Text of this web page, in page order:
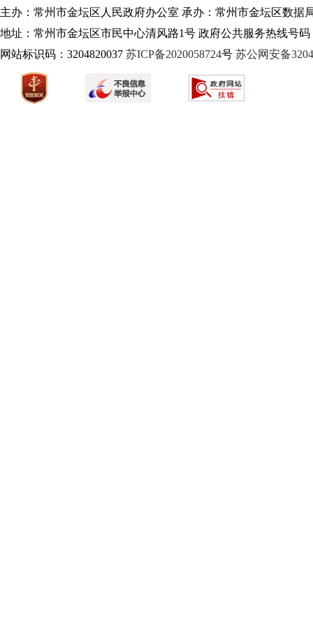
主办：常州市金坛区人民政府办公室 承办：常州市金坛区数据
地址：常州市金坛区市民中心清风路1号 政府公共服务热线号码
网站标识码：3204820037 苏ICP备2020058724号 苏公网安备